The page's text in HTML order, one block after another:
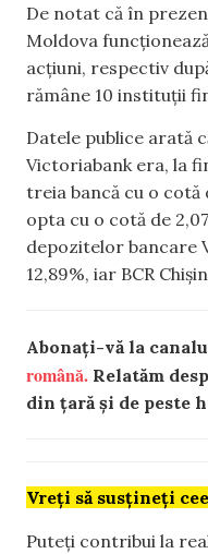
De notat că în
Moldova
acțiuni, respectiv
rămâne 10 instituții
Datele publice arată
Victoriabank era, la
treia bancă cu o cotă
opta cu o cotă de
depozitelor bancare
12,89%, iar BCR
Abonați-vă la
română. Relatăm
din țară și de peste
Vreți să susțineți
Puteți contribui la